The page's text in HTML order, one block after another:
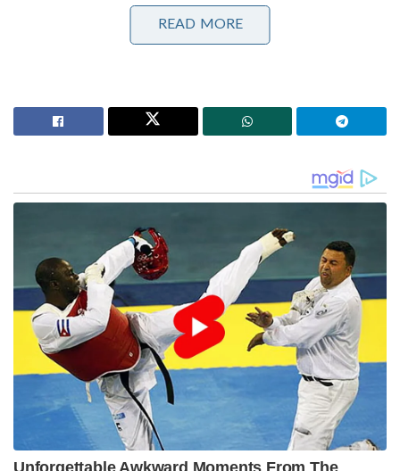
ദേവിയുടെ വിഗ്രഹം ഗർഭഗൃഹത്തിൽ പൂർണ്ണ
ആചാരവിധികളോടെ സ്ഥാപിച്ചു. എഡി 1034-ൽ രാജാ
അലാവുദ്ദീൻ ഖിൽജിയുടെ സൈന്യത്തിന്റെ
അധിനിവേശകാലത്ത് ഈ ക്ഷേത്രം
നിർമിക്കുകയുമായിരുന്നു. നൂറ്റാണ്ടുകൾ നീണ്ട
ഭോജ്‌ശാല-കമാൽ മൗല മസ്ജിദ് സമുച്ചയം
അടിസ്ഥാനപരമായി ഭോജ-പർമര രാജവംശത്തിലെ
രാജാ ഭോജ് നിർമിച്ച സരസ്വതി ക്ഷേത്രമാണെന്ന്
മധ്യപ്രദേശ് ഹൈക്കോടതി പ്രഖ്യാപിച്ചത്.
Stories you may like
പാർട്ടിക്ക് വേണ്ടി പ്രതികരിച്ചതിനാണ് കള്ളക്കേസിൽ
ജയിലിൽ അടയ്ക്കപ്പെട്ടത്, പിന്തുണ വേണ്ട, പിന്നിൽ
നിന്ന് കുത്തരുത്; ജയരാജനെതിരെ ആഞ്ഞടിച്ച്
അർജുൻ ആയങ്കി
READ MORE